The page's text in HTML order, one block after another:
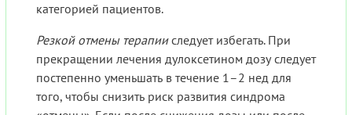
категорией пациентов.
Резкой отмены терапииследует избегать. При
прекращении лечения дулоксетином дозу следует
постепенно уменьшать в течение 1–2 нед для
того, чтобы снизить риск развития синдрома